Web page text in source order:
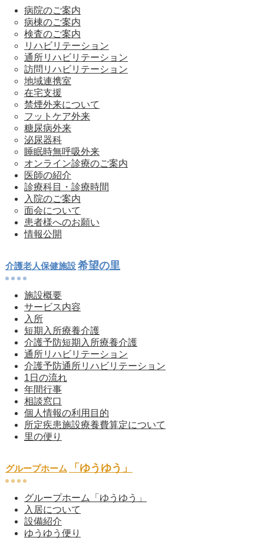
病院のご案内
病棟のご案内
検査のご案内
リハビリテーション
通所リハビリテーション
訪問リハビリテーション
地域連携室
在宅支援
禁煙外来について
フットケア外来
糖尿病外来
泌尿器科
睡眠時無呼吸外来
オンライン診療のご案内
医師の紹介
診療科目・診療時間
入院のご案内
面会について
患者様へのお願い
情報公開
介護老人保健施設希望の里
施設概要
サービス内容
入所
短期入所療養介護
介護予防短期入所療養介護
通所リハビリテーション
介護予防通所リハビリテーション
1日の流れ
年間行事
相談窓口
個人情報の利用目的
所定疾患施設療養費算定について
里の便り
グループホーム 「ゆうゆう」
グループホーム「ゆうゆう」
入居について
設備紹介
ゆうゆう便り